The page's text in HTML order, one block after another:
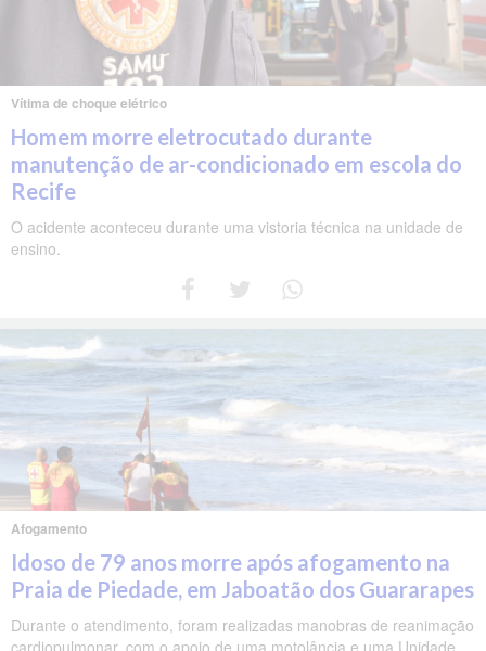
Vítima de choque elétrico
Homem morre eletrocutado durante
manutenção de ar-condicionado em escola do
Recife
O acidente aconteceu durante uma vistoria técnica na unidade de
ensino.
Afogamento
Idoso de 79 anos morre após afogamento na
Praia de Piedade, em Jaboatão dos Guararapes
Durante o atendimento, foram realizadas manobras de reanimação